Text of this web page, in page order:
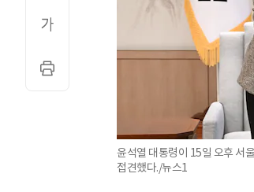
윤석열 대통령이 15일 오후 서
접견했다./뉴스1